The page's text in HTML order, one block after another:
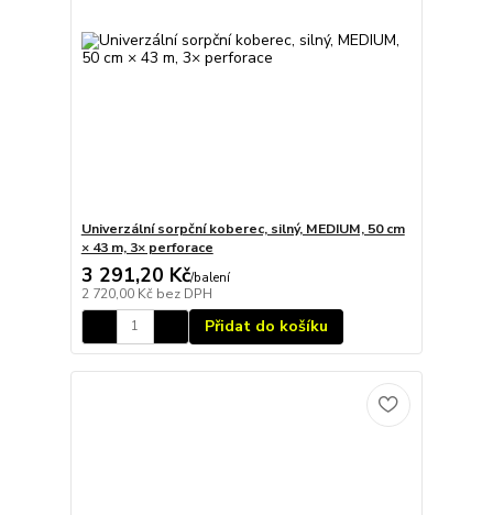
Univerzální sorpční koberec, silný, MEDIUM, 50 cm
× 43 m, 3× perforace
3 291,20 Kč/balení
2 720,00 Kč bez DPH
Přidat do košíku